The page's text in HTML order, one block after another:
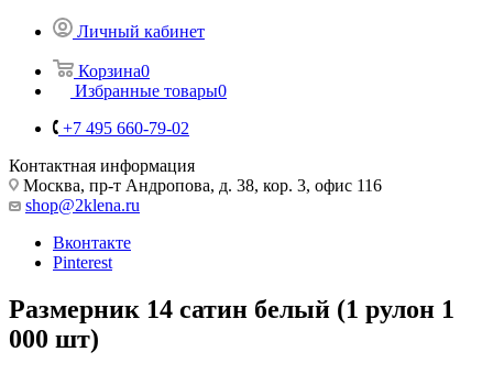
Личный кабинет
Корзина0
Избранные товары0
+7 495 660-79-02
Контактная информация
Москва, пр-т Андропова, д. 38, кор. 3, офис 116
shop@2klena.ru
Вконтакте
Pinterest
Размерник 14 сатин белый (1 рулон 1
000 шт)